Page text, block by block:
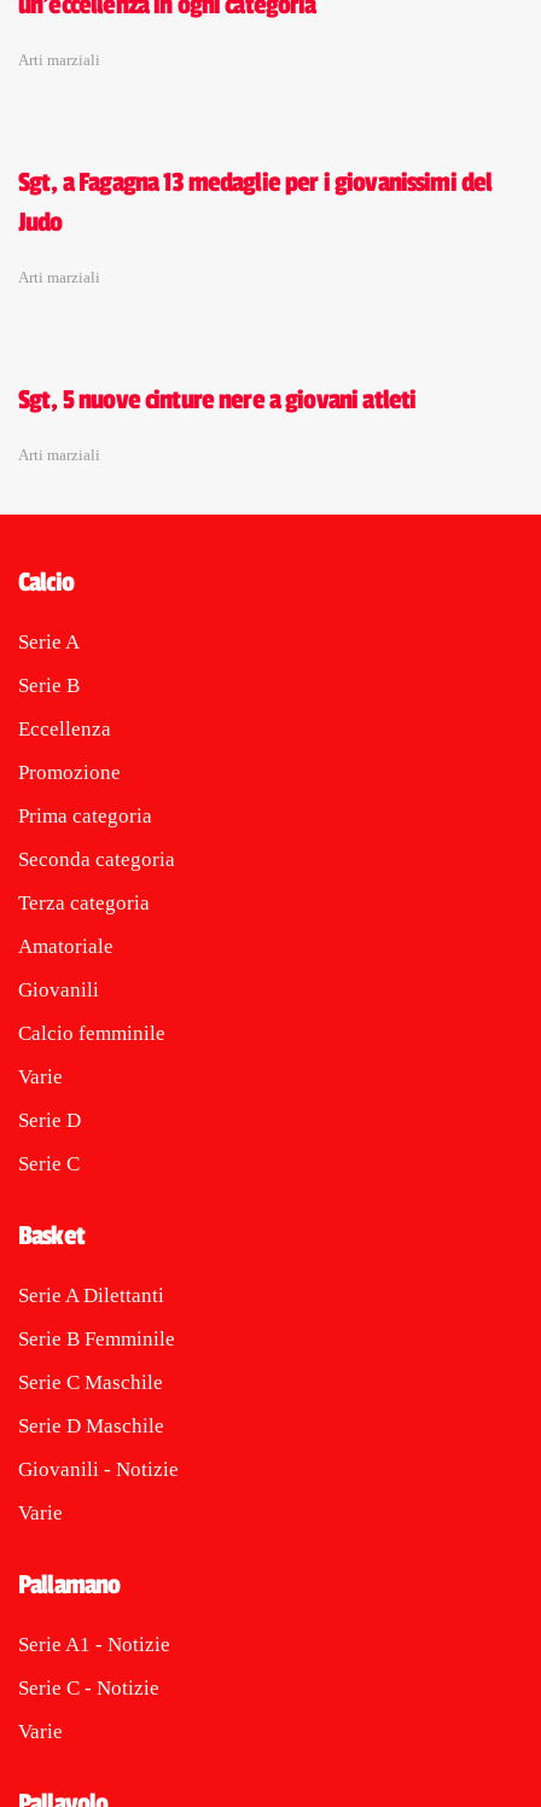
Arti marziali
Sgt, a Fagagna 13 medaglie per i giovanissimi del
Judo
Arti marziali
Sgt, 5 nuove cinture nere a giovani atleti
Arti marziali
Calcio
Serie A
Serie B
Eccellenza
Promozione
Prima categoria
Seconda categoria
Terza categoria
Amatoriale
Giovanili
Calcio femminile
Varie
Serie D
Serie C
Basket
Serie A Dilettanti
Serie B Femminile
Serie C Maschile
Serie D Maschile
Giovanili - Notizie
Varie
Pallamano
Serie A1 - Notizie
Serie C - Notizie
Varie